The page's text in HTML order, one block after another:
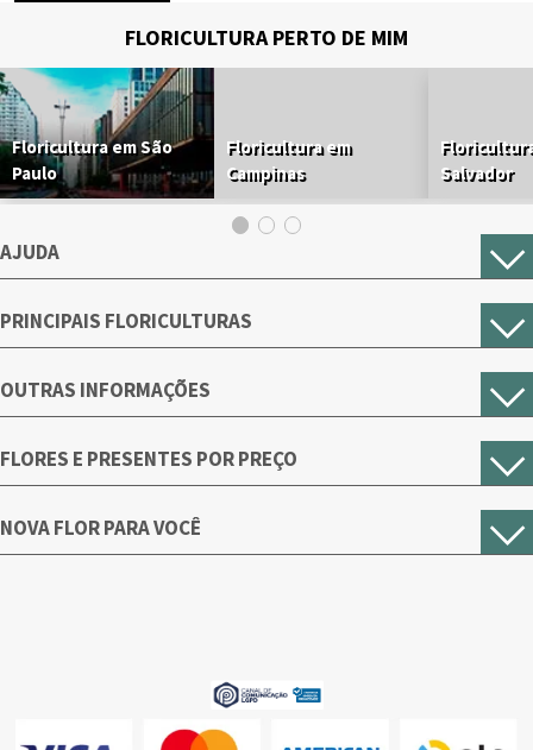
FLORICULTURA PERTO DE MIM
Floricultura em São
Paulo
Floricultura em
Campinas
Salvador
AJUDA
PRINCIPAIS FLORICULTURAS
OUTRAS INFORMAÇÕES
FLORES E PRESENTES POR PREÇO
NOVA FLOR PARA VOCÊ